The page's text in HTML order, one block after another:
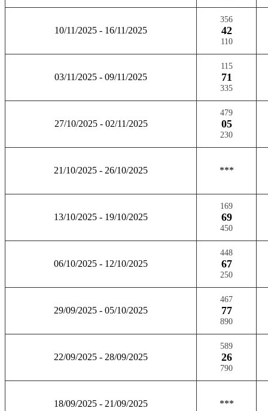
10/11/2025 - 16/11/2025
356
42
110
03/11/2025 - 09/11/2025
115
71
335
27/10/2025 - 02/11/2025
479
05
230
21/10/2025 - 26/10/2025 ***
13/10/2025 - 19/10/2025
169
69
450
06/10/2025 - 12/10/2025
448
67
250
29/09/2025 - 05/10/2025
467
77
890
22/09/2025 - 28/09/2025
589
26
790
18/09/2025 - 21/09/2025 ***